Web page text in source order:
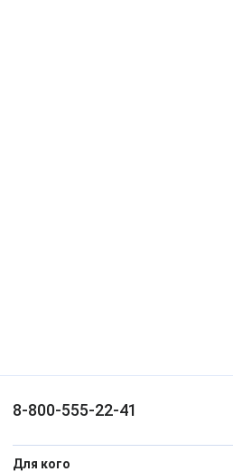
8-800-555-22-41
Для кого